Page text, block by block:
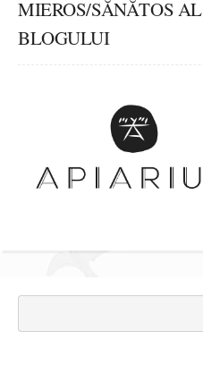
MIEROS/SĂNĂTOS AL
BLOGULUI